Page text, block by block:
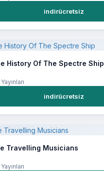
indirücretsiz
History Of The Spectre Ship
indirücretsiz
Travelling Musicians